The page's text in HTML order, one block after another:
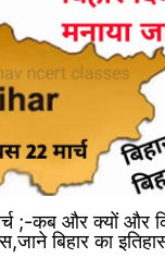
;-कब और क्यों और
बिहार का